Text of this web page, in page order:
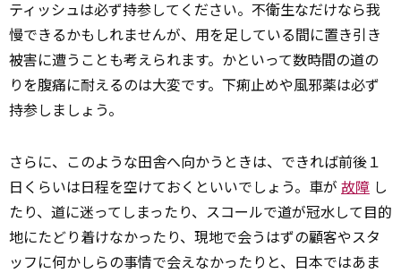
ティッシュは必ず持参してください。不衛生なだけなら我
慢できるかもしれませんが、用を足している間に置き引き
被害に遭うことも考えられます。かといって数時間の道の
りを腹痛に耐えるのは大変です。下痢止めや風邪薬は必ず
持参しましょう。
さらに、このような田舎へ向かうときは、できれば前後１
日くらいは日程を空けておくといいでしょう。車が 故障 し
たり、道に迷ってしまったり、スコールで道が冠水して目的
地にたどり着けなかったり、現地で会うはずの顧客やスタ
ッフに何かしらの事情で会えなかったりと、日本ではあま